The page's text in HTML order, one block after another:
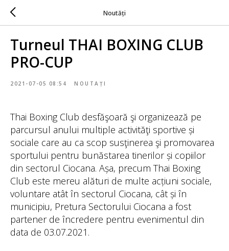
Noutăți
Turneul THAI BOXING CLUB
PRO-CUP
2021-07-05 08:54 NOUTAȚI
Thai Boxing Club desfăşoară şi organizează pe
parcursul anului multiple activităţi sportive și
sociale care au ca scop susţinerea şi promovarea
sportului pentru bunăstarea tinerilor și copiilor
din sectorul Ciocana. Așa, precum Thai Boxing
Club este mereu alături de multe acțiuni sociale,
voluntare atât în sectorul Ciocana, cât și în
municipiu, Pretura Sectorului Ciocana a fost
partener de încredere pentru evenimentul din
data de 03.07.2021.